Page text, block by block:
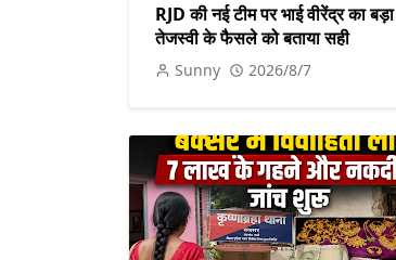
RJD की नई टीम पर भाई वीरेंद्र का
तेजस्वी के फैसले को बताया सही
Sunny 2026/8/7